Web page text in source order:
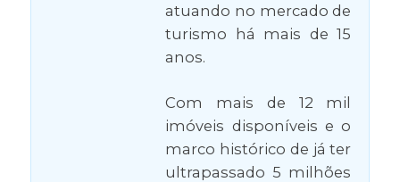
atuando no mercado de
turismo há mais de 15
anos.
Com mais de 12 mil
imóveis disponíveis e o
marco histórico de já ter
ultrapassado 5 milhões